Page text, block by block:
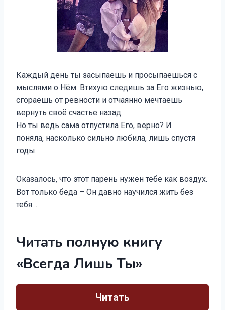
Каждый день ты засыпаешь и просыпаешься с
мыслями о Нём. Втихую следишь за Его жизнью,
сгораешь от ревности и отчаянно мечтаешь
вернуть своё счастье назад.
Но ты ведь сама отпустила Его, верно? И
поняла, насколько сильно любила, лишь спустя
годы.
Оказалось, что этот парень нужен тебе как воздух.
Вот только беда – Он давно научился жить без
тебя…
Читать полную книгу
«Всегда Лишь Ты»
Читать